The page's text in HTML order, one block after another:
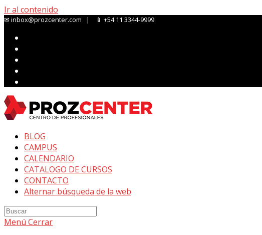
Ir al contenido
✉ inbox@prozcenter.com | 📱 +54 11 3344-9999
BLOG
CAMPUS
CALENDARIO
CATALOGO DE CURSOS
CONTACTO
Alternar búsqueda de la web
Menú Cerrar